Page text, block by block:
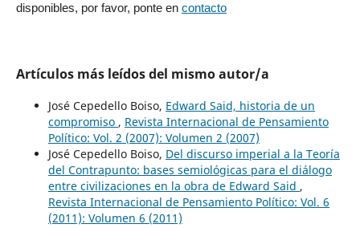
disponibles, por favor, ponte en contacto
Artículos más leídos del mismo autor/a
José Cepedello Boiso, Edward Said, historia de un
compromiso , Revista Internacional de Pensamiento
Político: Vol. 2 (2007): Volumen 2 (2007)
José Cepedello Boiso, Del discurso imperial a la Teoría
del Contrapunto: bases semiológicas para el diálogo
entre civilizaciones en la obra de Edward Said ,
Revista Internacional de Pensamiento Político: Vol. 6
(2011): Volumen 6 (2011)